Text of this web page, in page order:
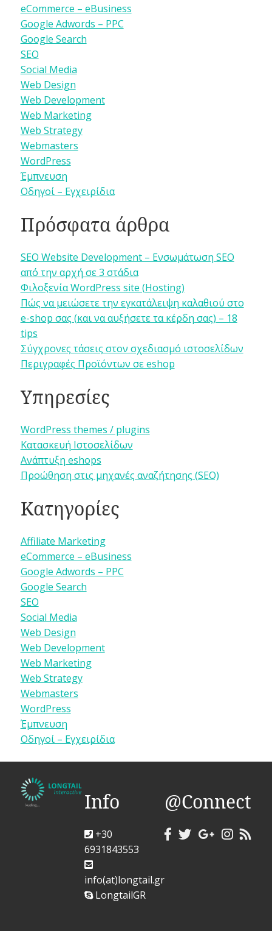
eCommerce – eBusiness
Google Adwords – PPC
Google Search
SEO
Social Media
Web Design
Web Development
Web Marketing
Web Strategy
Webmasters
WordPress
Έμπνευση
Οδηγοί – Εγχειρίδια
Πρόσφατα άρθρα
SEO Website Development – Ενσωμάτωση SEO
από την αρχή σε 3 στάδια
Φιλοξενία WordPress site (Hosting)
Πώς να μειώσετε την εγκατάλειψη καλαθιού στο
e-shop σας (και να αυξήσετε τα κέρδη σας) – 18
tips
Σύγχρονες τάσεις στον σχεδιασμό ιστοσελίδων
Περιγραφές Προϊόντων σε eshop
Υπηρεσίες
WordPress themes / plugins
Κατασκευή Ιστοσελίδων
Ανάπτυξη eshops
Προώθηση στις μηχανές αναζήτησης (SEO)
Κατηγορίες
Affiliate Marketing
eCommerce – eBusiness
Google Adwords – PPC
Google Search
SEO
Social Media
Web Design
Web Development
Web Marketing
Web Strategy
Webmasters
WordPress
Έμπνευση
Οδηγοί – Εγχειρίδια
Info
+30
6931843553
info(at)longtail.gr
LongtailGR
@Connect